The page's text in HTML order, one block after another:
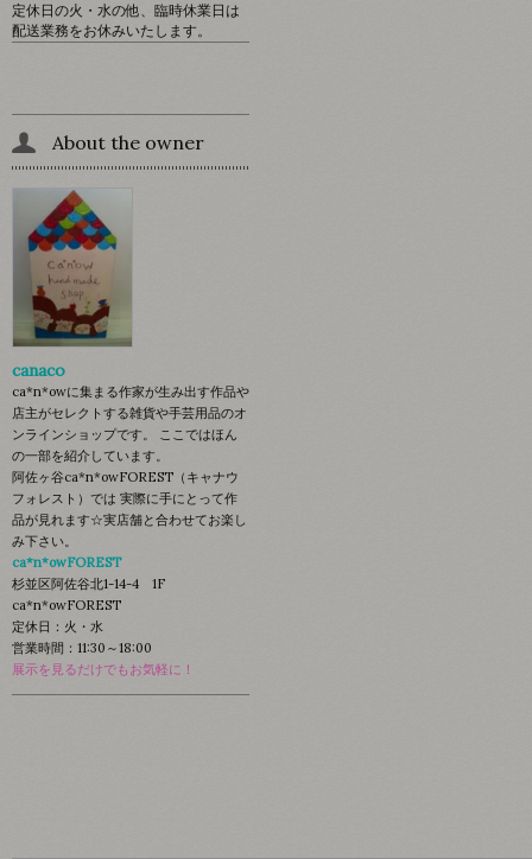
定休日の火・水の他、臨時休業日は
配送業務をお休みいたします。
About the owner
canaco
ca*n*owに集まる作家が生み出す作品や
店主がセレクトする雑貨や手芸用品のオ
ンラインショップです。 ここではほん
の一部を紹介しています。
阿佐ヶ谷ca*n*owFOREST（キャナウ
フォレスト）では 実際に手にとって作
品が見れます☆実店舗と合わせてお楽し
み下さい。
ca*n*owFOREST
杉並区阿佐谷北1-14-4 1F
ca*n*owFOREST
定休日：火・水
営業時間：11:30～18:00
展示を見るだけでもお気軽に！